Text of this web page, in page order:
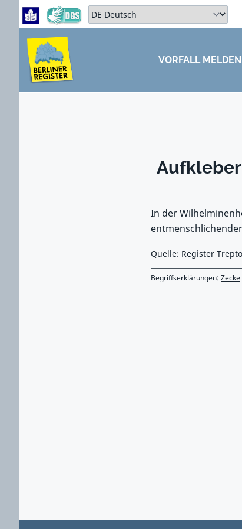
Zum Hauptbereich springen
Zum Hauptmenü springen
Sprache auswählen:
ZUM HAUPTBEREICH SPRINGEN
VORFALL MELDEN
In der
Quelle: Register
Begriffserklärungen: Zecke